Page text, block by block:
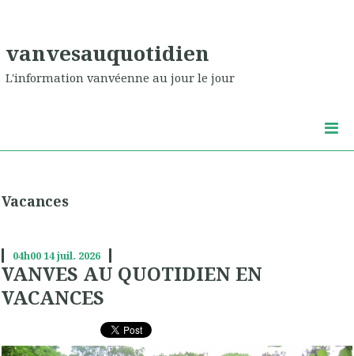
vanvesauquotidien
L'information vanvéenne au jour le jour
Vacances
04h0014juil. 2026
VANVES AU QUOTIDIEN EN
VACANCES